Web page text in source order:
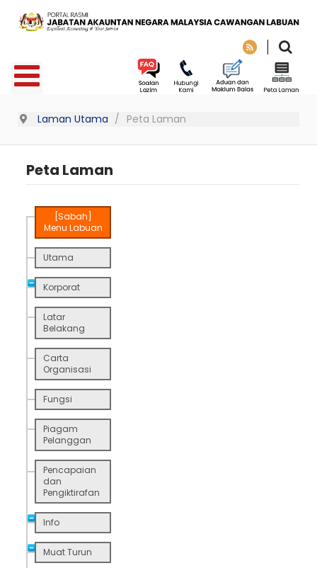
Laman Utama Peta Laman
Peta Laman
[Sabah]
Menu Labuan
Utama
Korporat
Latar
Belakang
Carta
Organisasi
Fungsi
Piagam
Pelanggan
Pencapaian
dan
Pengiktirafan
Info
Muat Turun